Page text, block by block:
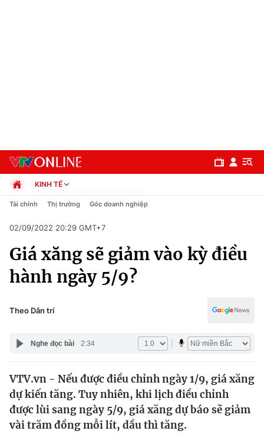
Chuyên mục
Chính trị
Pháp luật
Thế giới
Tin tức
KINH TẾ
Chính trị
Pháp luật
Kinh tế
Thể thao
Truyền hình
Y tế
Công nghệ
Tài chính Thị trường Góc doanh nghiệp
02/09/2022 20:29 GMT+7
Giá xăng sẽ giảm vào kỳ điều
hành ngày 5/9?
Theo Dân trí
Nghe đọc bài 2:34
VTV.vn - Nếu được điều chỉnh ngày 1/9, giá xăng
dự kiến tăng. Tuy nhiên, khi lịch điều chỉnh
được lùi sang ngày 5/9, giá xăng dự báo sẽ giảm
vài trăm đồng mỗi lít, dầu thì tăng.